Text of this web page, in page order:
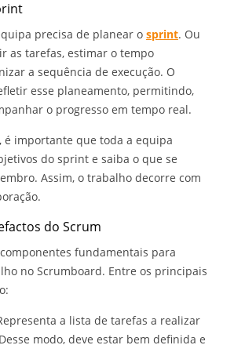
precisa de planear o sprint. Ou
as tarefas, estimar o tempo
a sequência de execução. O
esse planeamento, permitindo,
o progresso em tempo real.
é importante que toda a equipa
do sprint e saiba o que se
Assim, o trabalho decorre com
do Scrum
fundamentais para
no Scrumboard. Entre os principais
a lista de tarefas a realizar
modo, deve estar bem definida e